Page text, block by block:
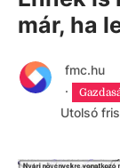
már, ha
fmc.hu
·
Utolsó